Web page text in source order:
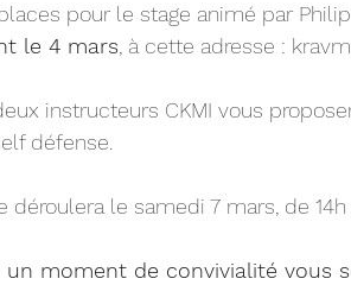
pour le stage animé par
le 4 mars , à cette adresse :
instructeurs CKMI vous
défense.
déroulera le samedi 7 mars, de 14h
moment de convivialité vous